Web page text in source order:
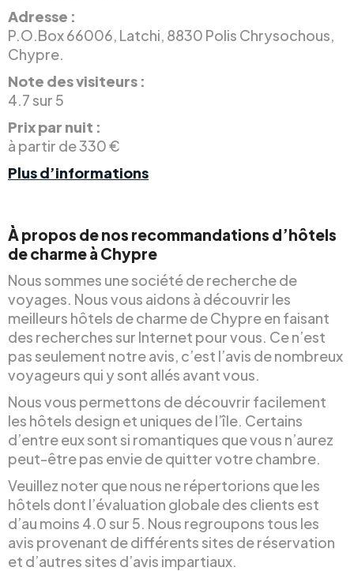
Adresse :
P.O.Box 66006, Latchi, 8830 Polis Chrysochous,
Chypre.
Note des visiteurs :
4.7 sur 5
Prix par nuit :
à partir de 330 €
Plus d’informations
À propos de nos recommandations d’hôtels
de charme à Chypre
Nous sommes une société de recherche de
voyages. Nous vous aidons à découvrir les
meilleurs hôtels de charme de Chypre en faisant
des recherches sur Internet pour vous. Ce n’est
pas seulement notre avis, c’est l’avis de nombreux
voyageurs qui y sont allés avant vous.
Nous vous permettons de découvrir facilement
les hôtels design et uniques de l’île. Certains
d’entre eux sont si romantiques que vous n’aurez
peut-être pas envie de quitter votre chambre.
Veuillez noter que nous ne répertorions que les
hôtels dont l’évaluation globale des clients est
d’au moins 4.0 sur 5. Nous regroupons tous les
avis provenant de différents sites de réservation
et d’autres sites d’avis impartiaux.